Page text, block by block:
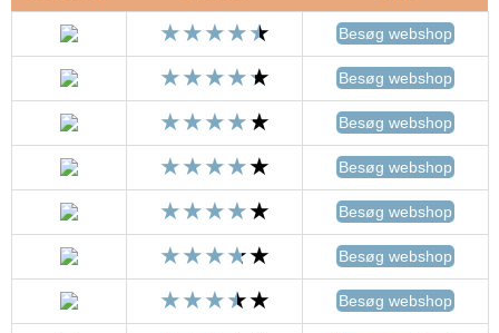
Besøg webshop
Besøg webshop
Besøg webshop
Besøg webshop
Besøg webshop
Besøg webshop
Besøg webshop